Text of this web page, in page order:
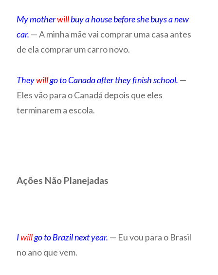
My motherwillbuy a house before she buys a new
car. — A minha mãe vai comprar uma casa antes
de ela comprar um carro novo.
Theywillgo to Canada after they finish school. —
Eles vão para o Canadá depois que eles
terminarem a escola.
Ações Não Planejadas
Iwillgo to Brazil next year. — Eu vou para o Brasil
no ano que vem.